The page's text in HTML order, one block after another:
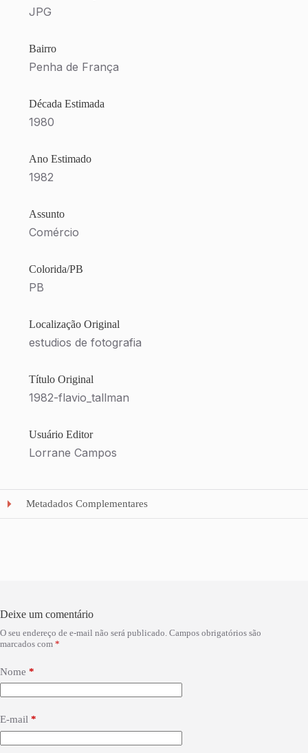
JPG
Bairro
Penha de França
Década Estimada
1980
Ano Estimado
1982
Assunto
Comércio
Colorida/PB
PB
Localização Original
estudios de fotografia
Título Original
1982-flavio_tallman
Usuário Editor
Lorrane Campos
Metadados Complementares
Deixe um comentário
O seu endereço de e-mail não será publicado. Campos obrigatórios são
marcados com *
Nome *
E-mail *